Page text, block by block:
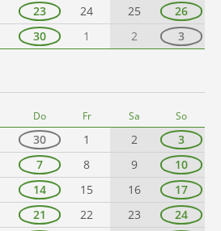
23 24 25
26
30 1 2 3
Do Fr Sa So
30 1 2
3
7 8 9
10
14 15 16
17
21 22 23
24